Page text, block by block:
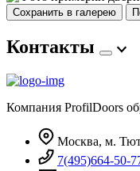
Сохранить в галерею
Контакты
Компания ProfilDoors
Москва, м.
7(495)664-50-